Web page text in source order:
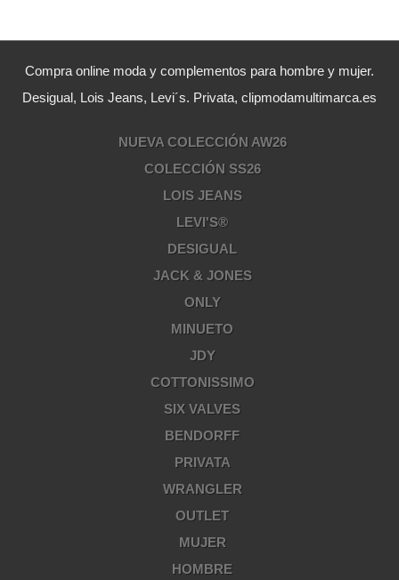
Compra online moda y complementos para hombre y mujer.
Desigual, Lois Jeans, Levi´s. Privata, clipmodamultimarca.es
NUEVA COLECCIÓN AW26
COLECCIÓN SS26
LOIS JEANS
LEVI'S®
DESIGUAL
JACK & JONES
ONLY
MINUETO
JDY
COTTONISSIMO
SIX VALVES
BENDORFF
PRIVATA
WRANGLER
OUTLET
MUJER
HOMBRE